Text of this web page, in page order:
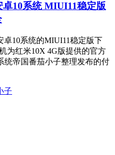
卓10系统 MIUI11稳定版
卓10系统的MIUI11稳定版下
为红米10X 4G版提供的官方
统帝国番茄小子整理发布的付
子